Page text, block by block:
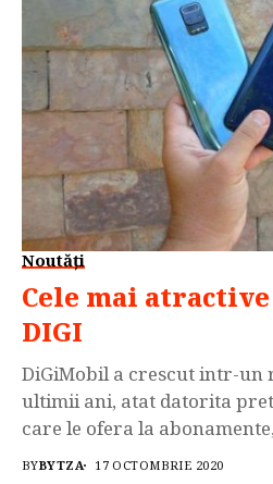
Noutăți
Cele mai
DIGI
DiGiMobil a crescut intr-un
ultimii ani, atat datorita
care le ofera la
intermediul gamei
BYBYTZA 17 OCTOMBRIE 2020